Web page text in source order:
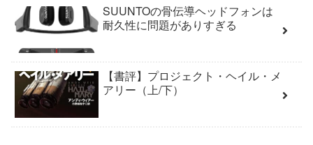
SUUNTOの骨伝導ヘッドフォンは
耐久性に問題がありすぎる
【書評】プロジェクト・ヘイル・メ
アリー（上/下）